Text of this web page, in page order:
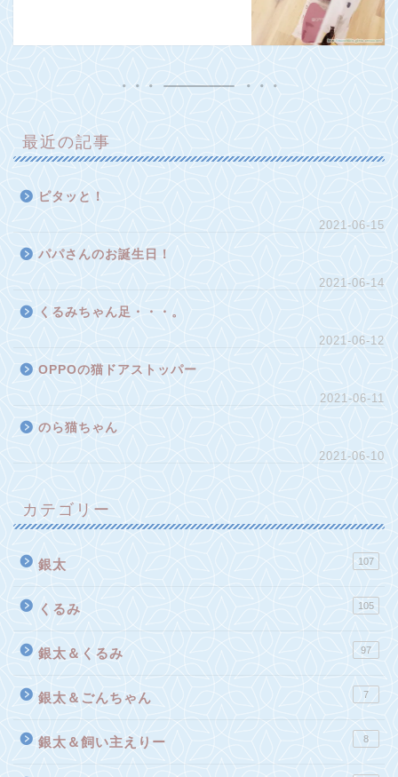
最近の記事
ピタッと！
2021-06-15
パパさんのお誕生日！
2021-06-14
くるみちゃん足・・・。
2021-06-12
OPPOの猫ドアストッパー
2021-06-11
のら猫ちゃん
2021-06-10
カテゴリー
銀太 107
くるみ 105
銀太＆くるみ 97
銀太＆ごんちゃん 7
銀太＆飼い主えりー 8